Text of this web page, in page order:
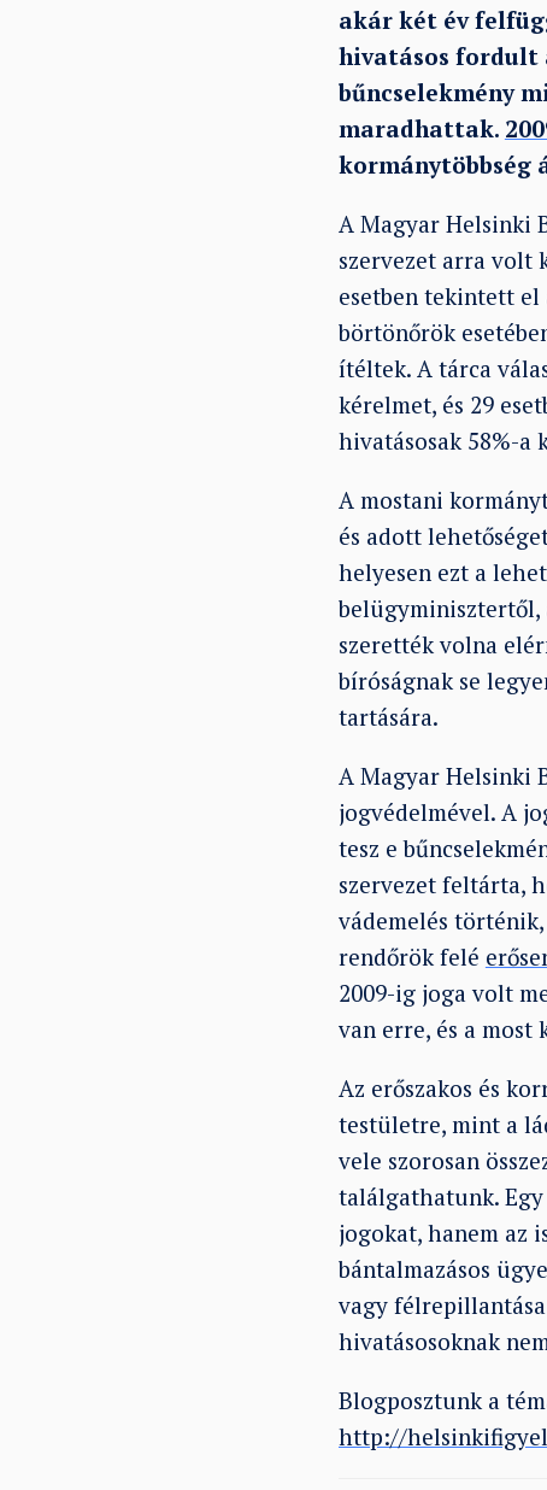
akár két év
hivatásos fordult
bűncselekmény
maradhattak.
kormánytöbbség
A Magyar Helsinki
szervezet arra volt
esetben tekintett
börtönőrök
ítéltek. A tárca
kérelmet, és 29
hivatásosak 58%-
A mostani
és adott
helyesen ezt a
belügyminisztertől,
szerették volna
bíróságnak se
tartására.
A Magyar Helsinki
jogvédelmével. A
tesz e
szervezet feltárta,
vádemelés
rendőrök felé
2009-ig joga volt
van erre, és a
Az erőszakos és
testületre, mint a
vele szorosan
találgathatunk. Egy
jogokat, hanem az
bántalmazásos
vagy
hivatásosoknak
Blogposztunk a
http://